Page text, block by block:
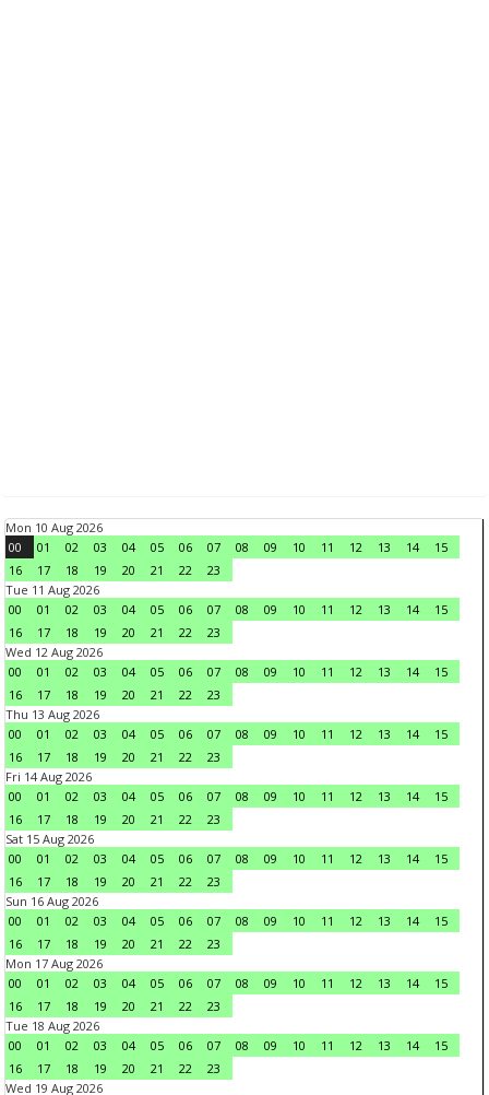
Mon 10 Aug 2026
00
01 02 03 04 05 06 07 08 09 10 11 12 13 14
15
16
17 18 19 20 21 22
23
Tue 11 Aug 2026
00
01 02 03 04 05 06 07 08 09 10 11 12 13 14
15
16
17 18 19 20 21 22
23
Wed 12 Aug 2026
00
01 02 03 04 05 06 07 08 09 10 11 12 13 14
15
16
17 18 19 20 21 22
23
Thu 13 Aug 2026
00
01 02 03 04 05 06 07 08 09 10 11 12 13 14
15
16
17 18 19 20 21 22
23
Fri 14 Aug 2026
00
01 02 03 04 05 06 07 08 09 10 11 12 13 14
15
16
17 18 19 20 21 22
23
Sat 15 Aug 2026
00
01 02 03 04 05 06 07 08 09 10 11 12 13 14
15
16
17 18 19 20 21 22
23
Sun 16 Aug 2026
00
01 02 03 04 05 06 07 08 09 10 11 12 13 14
15
16
17 18 19 20 21 22
23
Mon 17 Aug 2026
00
01 02 03 04 05 06 07 08 09 10 11 12 13 14
15
16
17 18 19 20 21 22
23
Tue 18 Aug 2026
00
01 02 03 04 05 06 07 08 09 10 11 12 13 14
15
16
17 18 19 20 21 22
23
Wed 19 Aug 2026